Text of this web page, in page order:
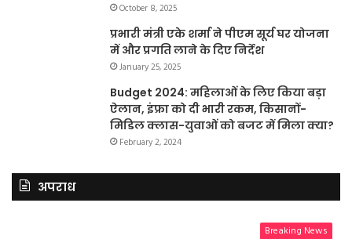
October 8, 2025
प्रभारी मंत्री एके शर्मा ने पीएम सूर्य घर योजना
में और प्रगति लाने के दिए निर्देश
January 25, 2025
Budget 2024: महिलाओं के लिए किया बड़ा
ऐलान, इंफ्रा को दी भारी रकम, किसानों-
मिडिल क्लास-युवाओं को बजट में मिला क्या?
February 2, 2024
अपराध
Breaking News